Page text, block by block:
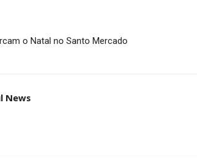
o Natal no Santo Mercado
News